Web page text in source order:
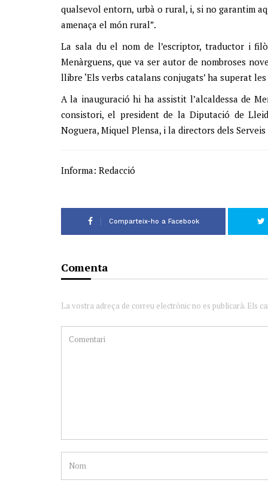
qualsevol entorn, urbà o rural, i, si no garantim
amenaça el món rural”.
La sala du el nom de l’escriptor, traductor i
Menàrguens, que va ser autor de nombroses
llibre ‘Els verbs catalans conjugats’ ha superat
A la inauguració hi ha assistit l’alcaldessa de
consistori, el president de la Diputació de
Noguera, Miquel Plensa, i la directors dels
Informa: Redacció
Comparteix-ho a Facebook
Comenta
La vostra adreça de correu electrònic no es publicarà. Els